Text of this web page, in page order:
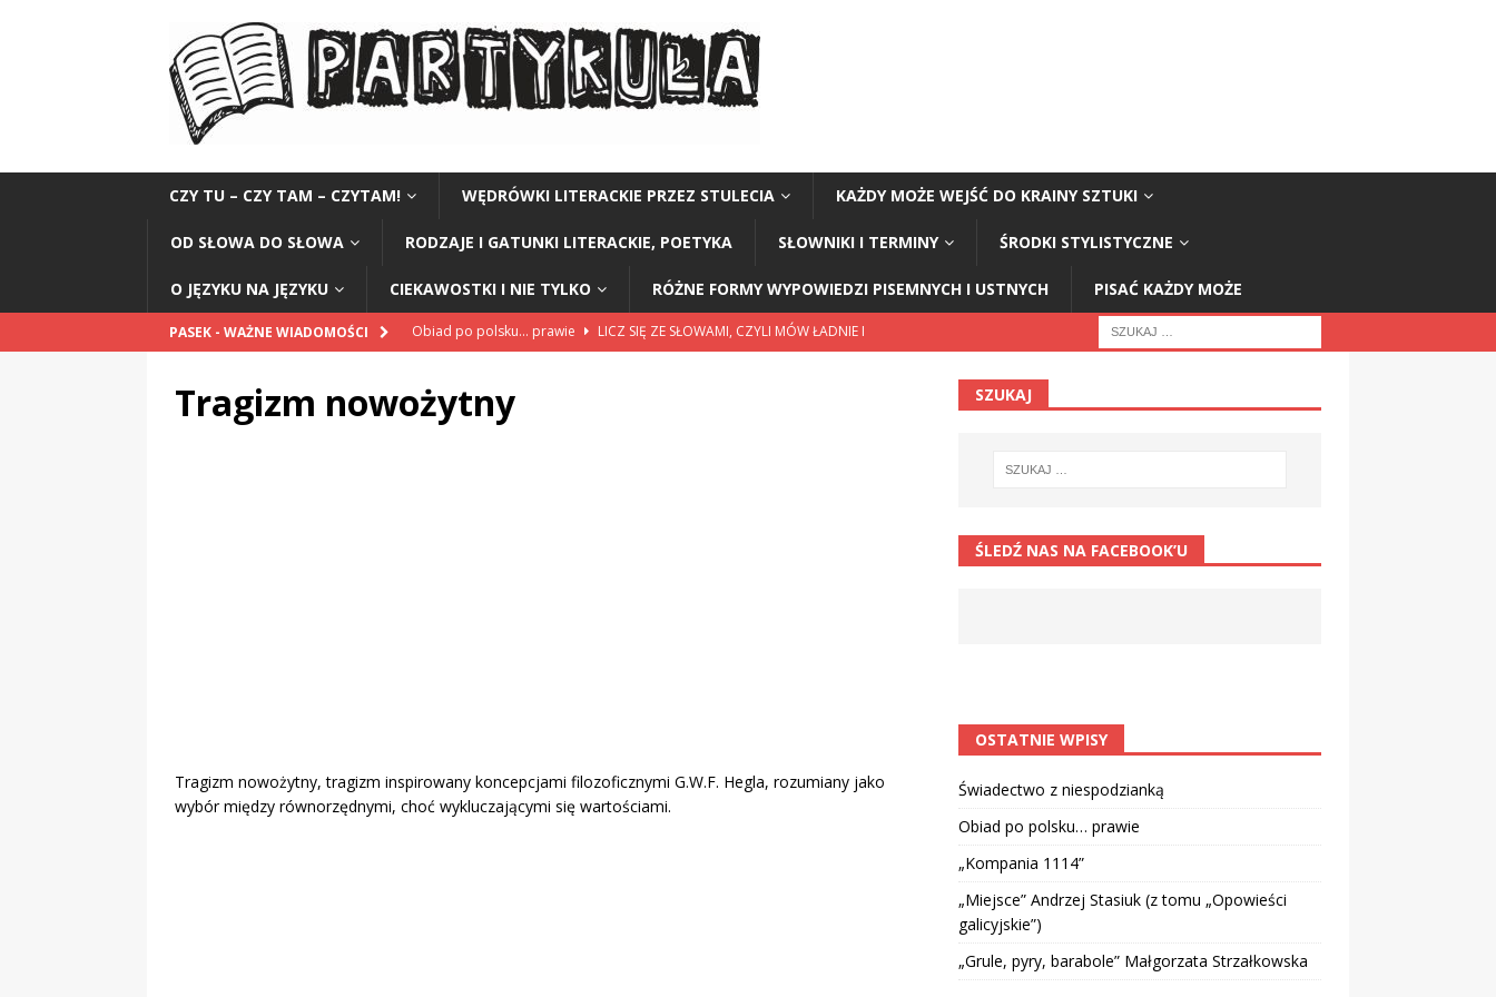
CZY TU – CZY TAM – CZYTAM! WĘDRÓWKI LITERACKIE PRZEZ STULECIA KAŻDY MOŻE WEJŚĆ DO KRAINY SZTUKI
OD SŁOWA DO SŁOWA RODZAJE I GATUNKI LITERACKIE, POETYKA SŁOWNIKI I TERMINY ŚRODKI STYLISTYCZNE
O JĘZYKU NA JĘZYKU CIEKAWOSTKI I NIE TYLKO RÓŻNE FORMY WYPOWIEDZI PISEMNYCH I USTNYCH PISAĆ KAŻDY MOŻE
PASEK - WAŻNE WIADOMOŚCI Obiad po polsku… prawie
LICZ SIĘ ZE SŁOWAMI, CZYLI MÓW ŁADNIE I
„Kompania 1114”
Tragizm nowożytny
Tragizm nowożytny, tragizm inspirowany koncepcjami filozoficznymi G.W.F. Hegla, rozumiany jako
wybór między równorzędnymi, choć wykluczającymi się wartościami.
SZUKAJ
ŚLEDŹ NAS NA FACEBOOK’U
OSTATNIE WPISY
Świadectwo z niespodzianką
Obiad po polsku… prawie
„Kompania 1114”
„Miejsce” Andrzej Stasiuk (z tomu „Opowieści
galicyjskie”)
„Grule, pyry, barabole” Małgorzata Strzałkowska